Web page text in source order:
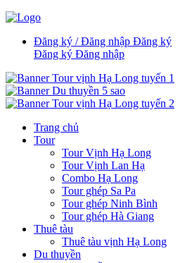
Đăng ký / Đăng nhập Đăng ký
Đăng ký Đăng nhập
Trang chủ
Tour
Tour Vịnh Hạ Long
Tour Vịnh Lan Hạ
Combo Hạ Long
Tour ghép Sa Pa
Tour ghép Ninh Bình
Tour ghép Hà Giang
Thuê tàu
Thuê tàu vịnh Hạ Long
Du thuyền